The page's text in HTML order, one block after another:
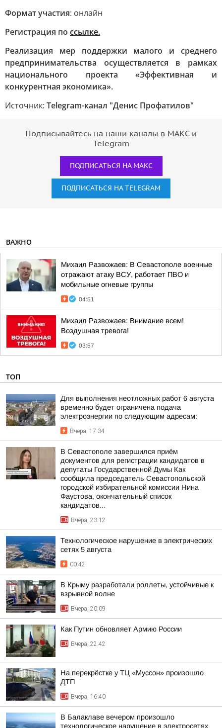
Формат участия: онлайн
Регистрация по ссылке.
Реализация мер поддержки малого и среднего
предпринимательства осуществляется в рамках
национального проекта «Эффективная и
конкурентная экономика».
Источник: Telegram-канал "Денис Профатилов"
Подписывайтесь на наши каналы в МАКС и
Telegram
ПОДПИСАТЬСЯ НА МАКС
ПОДПИСАТЬСЯ НА TELEGRAM
ВАЖНО
Михаил Развожаев: В Севастополе военные
отражают атаку ВСУ, работает ПВО и
мобильные огневые группы
04:51
Михаил Развожаев: Внимание всем!
Воздушная тревога!
03:57
ТОП
Для выполнения неотложных работ 6 августа
временно будет ограничена подача
электроэнергии по следующим адресам:
Вчера, 17:34
В Севастополе завершился приём
документов для регистрации кандидатов в
депутаты Государственной Думы Как
сообщила председатель Севастопольской
городской избирательной комиссии Нина
Фаустова, окончательный список
кандидатов...
Вчера, 23:12
Технологическое нарушение в электрических
сетях 5 августа
00:42
В Крыму разработали роллеты, устойчивые к
взрывной волне
Вчера, 20:09
Как Путин обновляет Армию России
Вчера, 22:42
На перекрёстке у ТЦ «Муссон» произошло
ДТП
Вчера, 16:40
В Балаклаве вечером произошло
технологическое нарушение в электросетях